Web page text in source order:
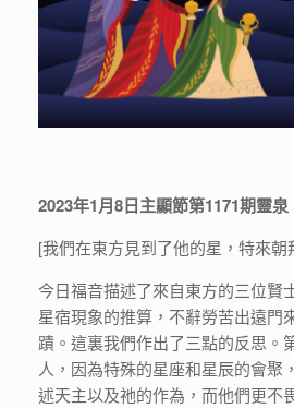
2023年1月8日主顯節第1171期靈泉
[我們在東方見到了他的星，特來朝
今日福音描述了來自東方的三位賢
星宿現象的推算，不辭勞苦出遠門
蹟。這裏我們作出了三點的反思。
人，因為特殊的星座和星辰的會聚
述天主以及祂的作為，而他們更不